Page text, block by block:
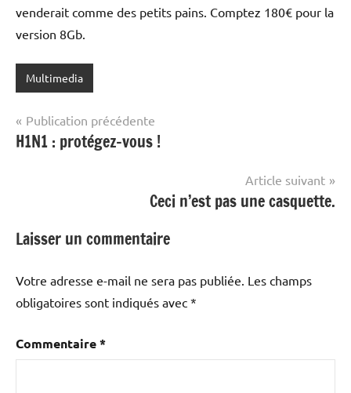
venderait comme des petits pains. Comptez 180€ pour la
version 8Gb.
Multimedia
Navigation
de
Publication précédente
H1N1 : protégez-vous !
Article suivant
Ceci n’est pas une casquette.
Laisser un commentaire
Votre adresse e-mail ne sera pas publiée. Les champs
obligatoires sont indiqués avec *
Commentaire*